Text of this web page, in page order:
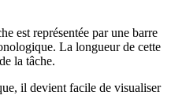
est représentée par une barre
La longueur de cette
la tâche.
il devient facile de visualiser